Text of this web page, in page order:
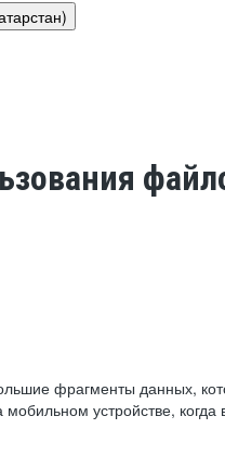
фрагменты данных,
устройстве,